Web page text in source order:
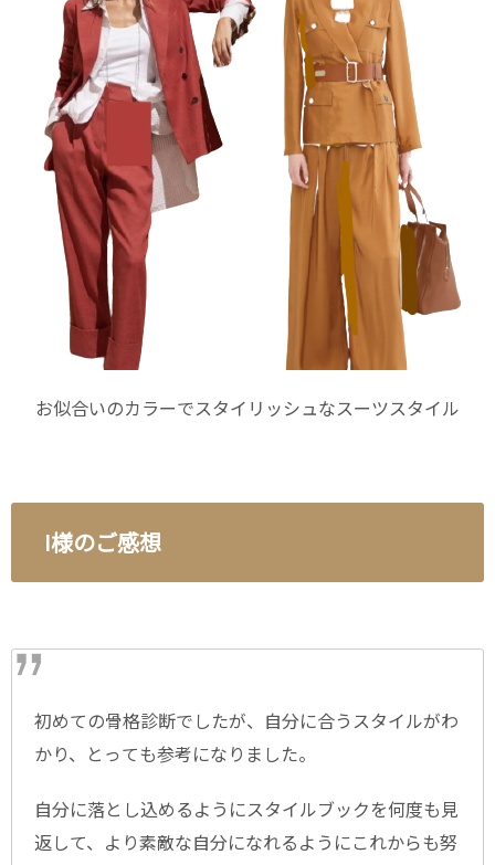
お似合いのカラーでスタイリッシュなスーツスタイル
I様のご感想
初めての骨格診断でしたが、自分に合うスタイルがわ
かり、とっても参考になりました。
自分に落とし込めるようにスタイルブックを何度も見
返して、より素敵な自分になれるようにこれからも努